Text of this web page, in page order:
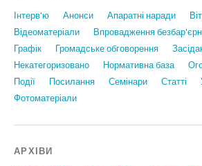
Інтерв'ю Анонси Апаратні наради
Відеоматеріали
Впровадження
Графiк
Громадське обговорення
Некатегоризовано
Нормативна база
Події
Посилання Семінари Статтi
Фотоматеріали
АРХІВИ